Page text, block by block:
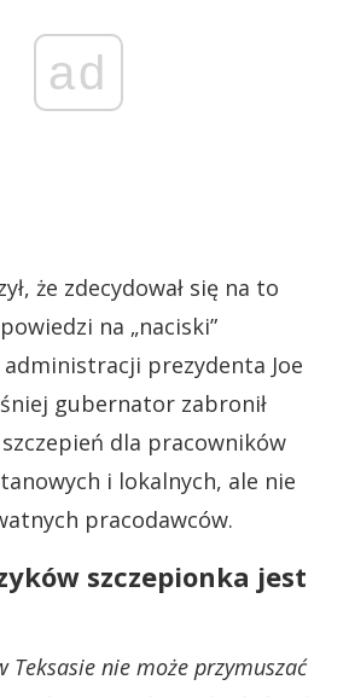
ad
że zdecydował się na to
na „naciski”
prezydenta Joe
gubernator zabronił
dla pracowników
i lokalnych, ale nie
pracodawców.
szczepionka jest
Teksasie nie może przymuszać